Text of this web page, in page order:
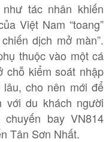
tác nhân khiến
Việt Nam “toang”
dịch mở màn”.
thuộc vào một cá
chỗ kiểm soát nhập
cho nên mới để
với du khách người
bay VN814
Tân Sơn Nhất.